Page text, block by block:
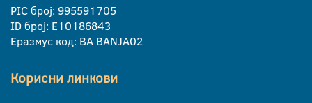
PIC број: 995591705
ID број: E10186843
Еразмус код: BA BANJA02
Корисни линкови